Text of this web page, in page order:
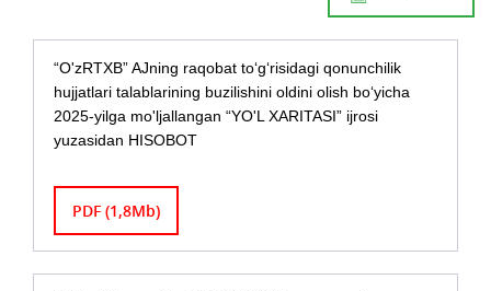
“O'zRTXB” AJning raqobat tо‘g‘risidagi qonunchilik
hujjatlari talablarining buzilishini oldini olish bо‘yicha
2025-yilga mo'ljallangan “YO'L XARITASI” ijrosi
yuzasidan HISOBOT
PDF (1,8Mb)